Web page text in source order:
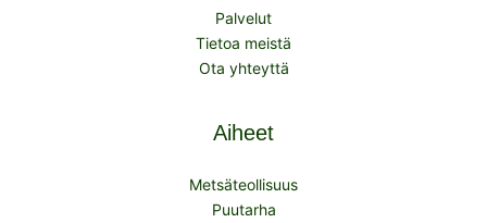
Palvelut
Tietoa meistä
Ota yhteyttä
Aiheet
Metsäteollisuus
Puutarha